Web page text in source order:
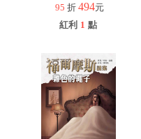
95 折 494元
紅利 1 點